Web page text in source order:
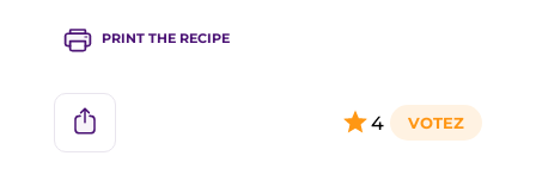
PRINT THE RECIPE
4